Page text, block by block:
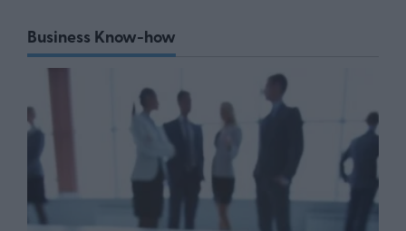
Business Know-how